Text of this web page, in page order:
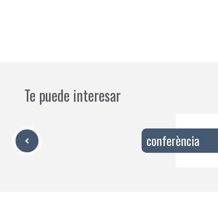
Te puede interesar
conferència